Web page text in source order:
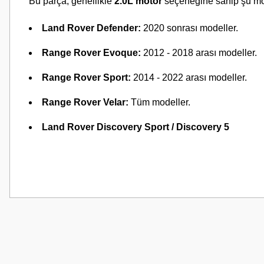
Land Rover Defender: 2020 sonrası modeller.
Range Rover Evoque: 2012 - 2018 arası modeller.
Range Rover Sport: 2014 - 2022 arası modeller.
Range Rover Velar: Tüm modeller.
Land Rover Discovery Sport / Discovery 5
Görüş ve önerileriniz için teşekkür ederiz.